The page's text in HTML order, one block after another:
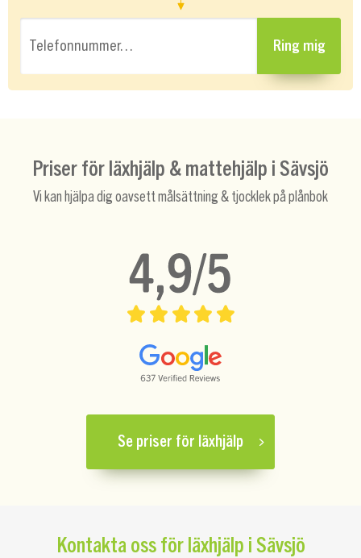
Telefonnummer… Ring mig
Priser för läxhjälp & mattehjälp i Sävsjö
Vi kan hjälpa dig oavsett målsättning & tjocklek på plånbok
Se priser för läxhjälp
Kontakta oss för läxhjälp i Sävsjö